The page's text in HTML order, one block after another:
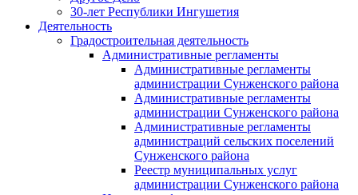
30-лет Республики Ингушетия
Деятельность
Градостроительная деятельность
Административные регламенты
Административные регламенты
администрации Сунженского района
Административные регламенты
администрации Сунженского района
Административные регламенты
администраций сельских поселений
Сунженского района
Реестр муниципальных услуг
администрации Сунженского района